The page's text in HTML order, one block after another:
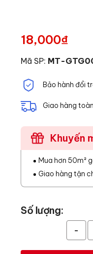
18,000₫
Mã SP: MT-
Bảo hành đổi
Giao hàng
Khuyến
Mua hơn 50m²
Giao hàng tận
Số lượng:
-